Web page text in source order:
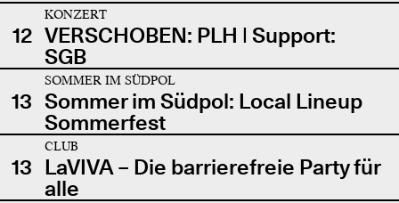
12
KONZERT
VERSCHOBEN: PLH | Support:
SGB
13
SOMMER IM SÜDPOL
Sommer im Südpol: Local Lineup
Sommerfest
13
CLUB
LaVIVA – Die barrierefreie Party für
alle